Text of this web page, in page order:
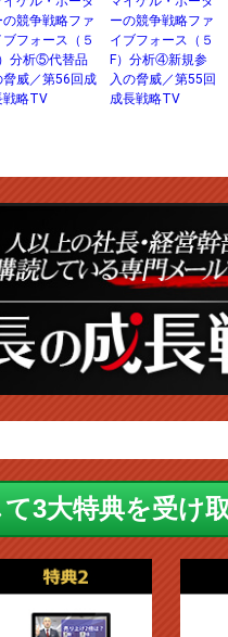
の競争戦略ファ
ブフォース（５
分析⑤代替品
脅威／第56回成
戦略TV
ーの競争戦略ファ
イブフォース（５
F）分析④新規参
入の脅威／第55回
成長戦略TV